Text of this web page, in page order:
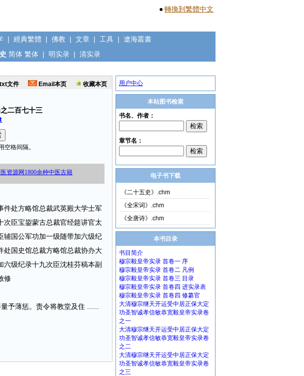
●轉換到繁體中文
| 經典繁體 | 佛教 | 文章 | 工具 | 遼海叢書
简体 繁体 | 明实录 | 清实录
文件 Email本页 收藏本页
二百七十三
处方略馆总裁武英殿大学士军
次臣宝鋆蒙古总裁官经筵讲官太
辅国公军功加一级随带加六级纪
处国史馆总裁方略馆总裁协办大
级纪录十九次臣沈桂芬稿本副
修
薄惩。责令将教堂及住 ......
用户中心
本站图书检索
电子书下载
《二十五史》.chm
《全宋词》.chm
《全唐诗》.chm
本书目录
书目简介
穆宗毅皇帝实录 首卷一 序
穆宗毅皇帝实录 首卷二 凡例
穆宗毅皇帝实录 首卷三 目录
穆宗毅皇帝实录 首卷四 进实录表
穆宗毅皇帝实录 首卷四 修纂官
大清穆宗继天开运受中居正保大定
功圣智诚孝信敏恭宽毅皇帝实录卷
之一
大清穆宗继天开运受中居正保大定
功圣智诚孝信敏恭宽毅皇帝实录卷
之二
大清穆宗继天开运受中居正保大定
功圣智诚孝信敏恭宽毅皇帝实录卷
之三